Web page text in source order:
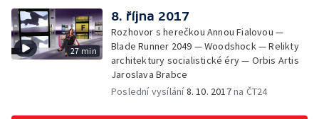
27 min
8. října 2017
Rozhovor s herečkou Annou Fialovou —
Blade Runner 2049 — Woodshock — Relikty
architektury socialistické éry — Orbis Artis
Jaroslava Brabce
Poslední vysílání8. 10. 2017na ČT24